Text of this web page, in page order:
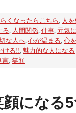
くなったらこちら 人
る 人間関係 仕事 元気
な人へ 心が温まる 心
ける!! 魅力的な人になる
言 笑顔
顔になる